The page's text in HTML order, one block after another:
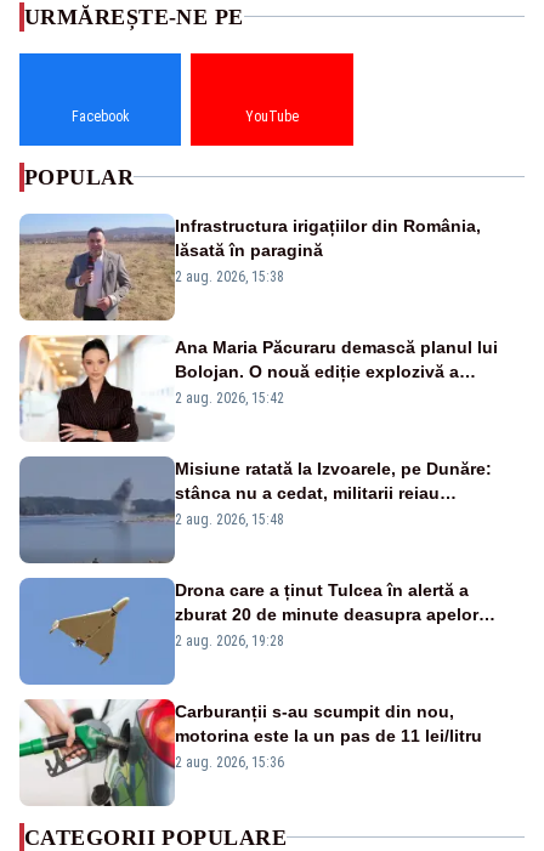
URMĂREȘTE-NE PE
Facebook YouTube
POPULAR
Infrastructura irigațiilor din România,
lăsată în paragină
2 aug. 2026, 15:38
Ana Maria Păcuraru demască planul lui
Bolojan. O nouă ediție explozivă a
emisiunii „Miza Zilei” la Realitatea PLUS
2 aug. 2026, 15:42
Misiune ratată la Izvoarele, pe Dunăre:
stânca nu a cedat, militarii reiau
detonările luni – VIDEO
2 aug. 2026, 15:48
Drona care a ținut Tulcea în alertă a
zburat 20 de minute deasupra apelor
României. Au fost ridicate două F-16
2 aug. 2026, 19:28
Carburanții s-au scumpit din nou,
motorina este la un pas de 11 lei/litru
2 aug. 2026, 15:36
CATEGORII POPULARE